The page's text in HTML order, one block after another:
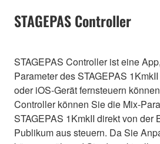
STAGEPAS Controller
STAGEPAS Controller ist eine
Parameter des STAGEPAS
oder iOS-Gerät fernsteuern
Controller können Sie die Mix-
STAGEPAS 1KmkII direkt von der
Publikum aus steuern. Da Sie